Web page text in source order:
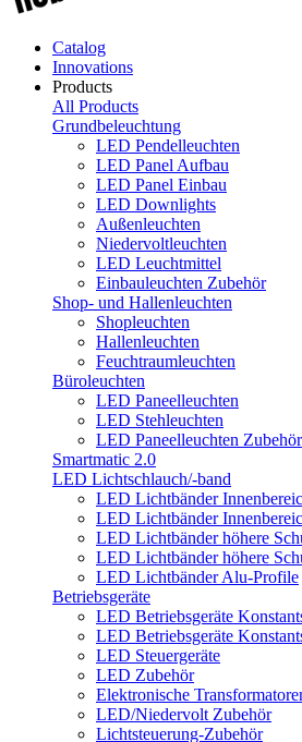
Catalog
Innovations
Products
All Products
Grundbeleuchtung
LED Pendelleuchten
LED Panel Aufbau
LED Panel Einbau
LED Downlights
Außenleuchten
Niedervoltleuchten
LED Leuchtmittel
Einbauleuchten Zubehör
Shop- und Hallenleuchten
Shopleuchten
Hallenleuchten
Feuchtraumleuchten
Büroleuchten
LED Paneelleuchten
LED Stehleuchten
LED Paneelleuchten Zubehör
Smartmatic 2.0
LED Lichtschlauch/-band
LED Lichtbänder
LED Lichtbänder
LED Lichtbänder höhere
LED Lichtbänder höhere
LED Lichtbänder Alu-Profile
Betriebsgeräte
LED Betriebsgeräte
LED Betriebsgeräte
LED Steuergeräte
LED Zubehör
Elektronische
LED/Niedervolt Zubehör
Lichtsteuerung-Zubehör